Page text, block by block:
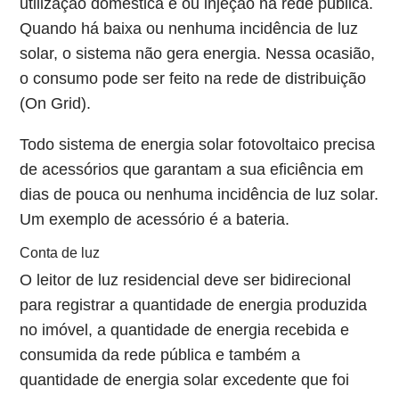
utilização doméstica e ou injeção na rede pública.
Quando há baixa ou nenhuma incidência de luz
solar, o sistema não gera energia. Nessa ocasião,
o consumo pode ser feito na rede de distribuição
(On Grid).
Todo sistema de energia solar fotovoltaico precisa
de acessórios que garantam a sua eficiência em
dias de pouca ou nenhuma incidência de luz solar.
Um exemplo de acessório é a bateria.
Conta de luz
O leitor de luz residencial deve ser bidirecional
para registrar a quantidade de energia produzida
no imóvel, a quantidade de energia recebida e
consumida da rede pública e também a
quantidade de energia solar excedente que foi